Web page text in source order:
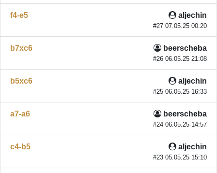
aljechin
#27 07.05.25 00:20
f4-e5
beerscheba
#26 06.05.25 21:08
b7xc6
aljechin
#25 06.05.25 16:33
b5xc6
beerscheba
#24 06.05.25 14:57
a7-a6
aljechin
#23 05.05.25 15:10
c4-b5